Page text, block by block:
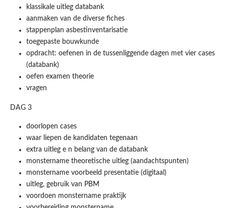
klassikale uitleg databank
aanmaken van de diverse fiches
stappenplan asbestinventarisatie
toegepaste bouwkunde
opdracht: oefenen in de tussenliggende dagen met vier cases
(databank)
oefen examen theorie
vragen
DAG 3
doorlopen cases
waar liepen de kandidaten tegenaan
extra uitleg e n belang van de databank
monstername theoretische uitleg (aandachtspunten)
monstername voorbeeld presentatie (digitaal)
uitleg, gebruik van PBM
voordoen monstername praktijk